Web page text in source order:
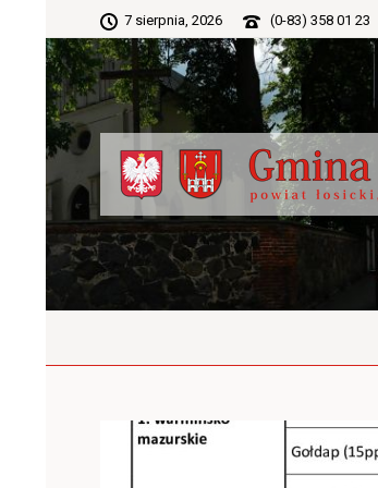
7 sierpnia, 2026 (0-83) 358 01 23